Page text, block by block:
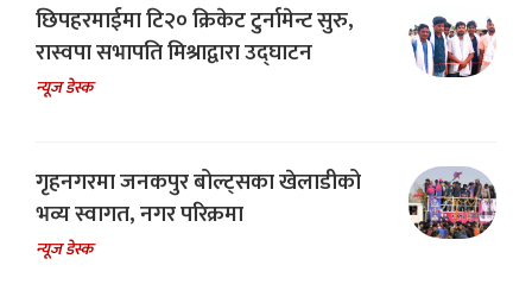
छिपहरमाईमा टि२० क्रिकेट टुर्नामेन्ट सुरु,
रास्वपा सभापति मिश्राद्वारा उद्घाटन
न्यूज डेस्क
गृहनगरमा जनकपुर बोल्ट्सका खेलाडीको
भव्य स्वागत, नगर परिक्रमा
न्यूज डेस्क